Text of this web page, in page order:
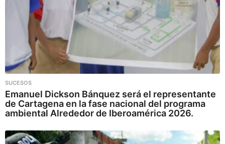
SUCESOS
Emanuel Dickson Bánquez será el representante
de Cartagena en la fase nacional del programa
ambiental Alrededor de Iberoamérica 2026.